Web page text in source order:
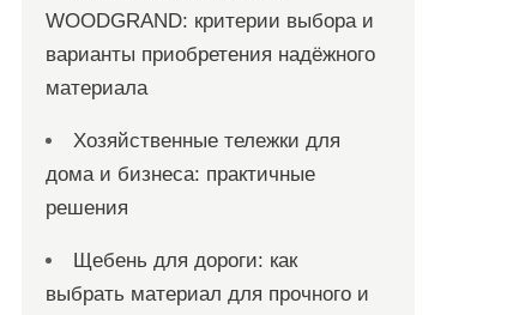
WOODGRAND: критерии выбора и
варианты приобретения надёжного
материала
Хозяйственные тележки для
дома и бизнеса: практичные
решения
Щебень для дороги: как
выбрать материал для прочного и